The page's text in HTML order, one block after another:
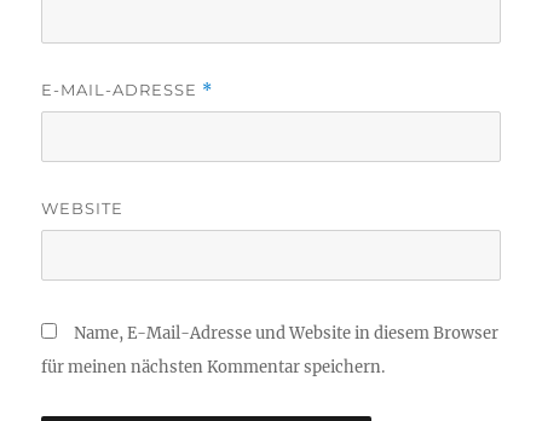
E-MAIL-ADRESSE *
WEBSITE
Name, E-Mail-Adresse und Website in diesem Browser
für meinen nächsten Kommentar speichern.